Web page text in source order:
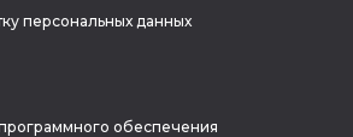
персональных данных
обеспечения